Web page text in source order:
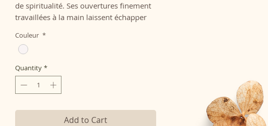
de spiritualité. Ses ouvertures finement
travaillées à la main laissent échapper
accompagnée de la diffusion des
parfums, créant ainsi une ambiance
agréable et divinement parfumée.
👉Associez ce brûle-parfum à nos
fondants parfumés artisanaux Fabio
énergétique complète.
Couleur *
Quantity *
Add to Cart